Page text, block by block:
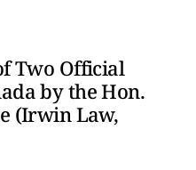
Two Official
by the Hon.
(Irwin Law,